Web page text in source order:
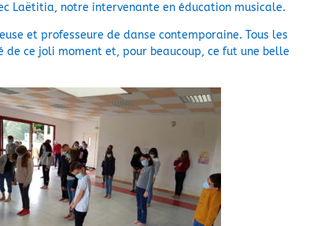
Laëtitia, notre intervenante en éducation musicale.
et professeure de danse contemporaine. Tous les
ce joli moment et, pour beaucoup, ce fut une belle